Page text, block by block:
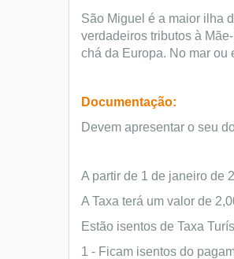
São Miguel é a maior ilha
verdadeiros tributos à
chá da Europa. No mar ou
Documentação:
Devem apresentar o seu
A partir de 1 de janeiro de
A Taxa terá um valor de
Estão isentos de Taxa
1 - Ficam isentos do